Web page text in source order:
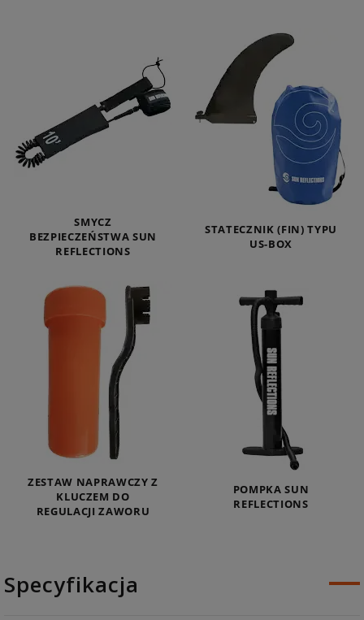
SMYCZ
BEZPIECZEŃSTWA SUN
REFLECTIONS
STATECZNIK (FIN) TYPU
US-BOX
ZESTAW NAPRAWCZY Z
KLUCZEM DO
REGULACJI ZAWORU
POMPKA SUN
REFLECTIONS
Specyfikacja